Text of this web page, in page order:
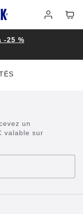
connecter
-25 %
un
valable sur